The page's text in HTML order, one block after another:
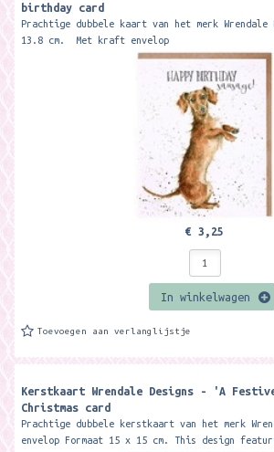
birthday card ​
Prachtige dubbele kaart van het merk Wrendale
13.8 cm. Met kraft envelop
€ 3,25
In winkelwagen
Toevoegen aan verlanglijstje
Kerstkaart Wrendale Designs - 'A
Christmas card ​
Prachtige dubbele kerstkaart van het merk
envelop Formaat 15 x 15 cm. This design